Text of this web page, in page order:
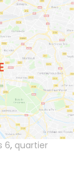
6, quartier